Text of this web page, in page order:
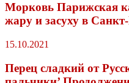
Морковь Парижская
жару и засуху в
15.10.2021
Перец сладкий от